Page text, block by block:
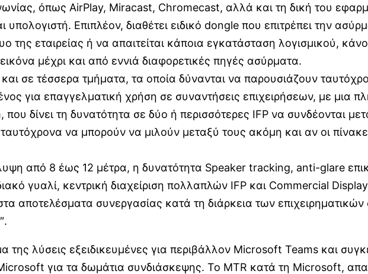
όπως AirPlay, Miracast, Chromecast, αλλά και τη δική του
Επιπλέον, διαθέτει ειδικό dongle που επιτρέπει την
της εταιρείας ή να απαιτείται κάποια εγκατάσταση λογισμικού,
μέχρι και από εννιά διαφορετικές πηγές ασύρματα.
σε τέσσερα τμήματα, τα οποία δύνανται να παρουσιάζουν
για επαγγελματική χρήση σε συναντήσεις επιχειρήσεων, με μια
δίνει τη δυνατότητα σε δύο ή περισσότερες IFP να συνδέονται
να μπορούν να μιλούν μεταξύ τους ακόμη και αν οι
από 8 έως 12 μέτρα, η δυνατότητα Speaker tracking, anti-glare
γυαλί, κεντρική διαχείριση πολλαπλών IFP και Commercial
αποτελέσματα συνεργασίας κατά τη διάρκεια των επιχειρηματικών
λύσεις εξειδικευμένες για περιβάλλον Microsoft Teams και
για τα δωμάτια συνδιάσκεψης. Το MTR κατά τη Microsoft,